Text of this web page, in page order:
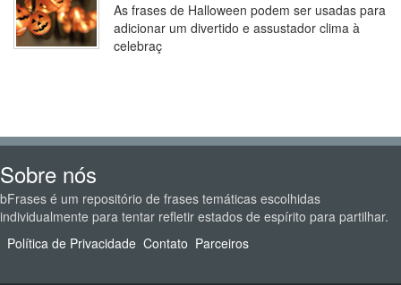
As frases de Halloween podem ser usadas para
adicionar um divertido e assustador clima à
celebraç
Sobre nós
bFrases é um repositório de frases temáticas escolhidas
individualmente para tentar refletir estados de espírito para partilhar.
Política de Privacidade Contato Parceiros